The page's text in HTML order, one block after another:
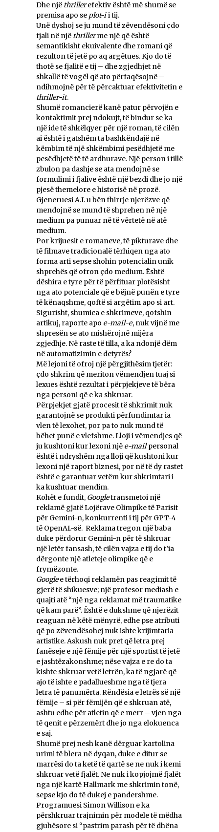
Dhe një thrillerefektiv është më shumë se
premisa apo se plot-ii tij.
Unë dyshoj se ju mund të zëvendësoni çdo
fjali në një thrillerme një që është
semantikisht ekuivalente dhe romani që
rezulton të jetë po aq argëtues. Kjo do të
thotë se fjalitë e tij – dhe zgjedhjet në
shkallë të vogël që ato përfaqësojnë –
ndihmojnë për të përcaktuar efektivitetin e
thriller-it.
Shumë romancierë kanë patur përvojën e
kontaktimit prej ndokujt, të bindur se ka
një ide të shkëlqyer për një roman, të cilën
ai është i gatshëm ta bashkëndajë në
këmbim të një shkëmbimi pesëdhjetë me
pesëdhjetë të të ardhurave. Një person i tillë
zbulon pa dashje se ata mendojnë se
formulimi i fjalive është një bezdi dhe jo një
pjesë themelore e historisë në prozë.
Gjeneruesi A.I. u bën thirrje njerëzve që
mendojnë se mund të shprehen në një
medium pa punuar në të vërtetë në atë
medium.
Por krijuesit e romaneve, të pikturave dhe
të filmave tradicionalë tërhiqen nga ato
forma arti sepse shohin potencialin unik
shprehës që ofron çdo medium. Është
dëshira e tyre për të përfituar plotësisht
nga ato potenciale që e bëjnë punën e tyre
të kënaqshme, qoftë si argëtim apo si art.
Sigurisht, shumica e shkrimeve, qofshin
artikuj, raporte apo e-mail-e, nuk vijnë me
shpresën se ato mishërojnë mijëra
zgjedhje. Në raste të tilla, a ka ndonjë dëm
në automatizimin e detyrës?
Më lejoni të ofroj një përgjithësim tjetër:
çdo shkrim që meriton vëmendjen tuaj si
lexues është rezultat i përpjekjeve të bëra
nga personi që e ka shkruar.
Përpjekjet gjatë procesit të shkrimit nuk
garantojnë se produkti përfundimtar ia
vlen të lexohet, por pa to nuk mund të
bëhet punë e vlefshme. Lloji i vëmendjes që
ju kushtoni kur lexoni një e-mailpersonal
është i ndryshëm nga lloji që kushtoni kur
lexoni një raport biznesi, por në të dy rastet
është e garantuar vetëm kur shkrimtari i
ka kushtuar mendim.
Kohët e fundit, Googletransmetoi një
reklamë gjatë Lojërave Olimpike të Parisit
për Gemini-n, konkurrenti i tij për GPT-4
të OpenAI.-së. Reklama tregon një baba
duke përdorur Gemini-n për të shkruar
një letër fansash, të cilën vajza e tij do t’ia
dërgonte një atleteje olimpike që e
frymëzonte.
Googlee tërhoqi reklamën pas reagimit të
gjerë të shikuesve; një profesor mediash e
quajti atë “një nga reklamat më traumatike
që kam parë”. Është e dukshme që njerëzit
reaguan në këtë mënyrë, edhe pse atributi
që po zëvendësohej nuk ishte krijimtaria
artistike. Askush nuk pret që letra prej
fanëseje e një fëmije për një sportist të jetë
e jashtëzakonshme; nëse vajza e re do ta
kishte shkruar vetë letrën, ka të ngjarë që
ajo të ishte e padallueshme nga të tjera
letra të panumërta. Rëndësia e letrës së një
fëmije – si për fëmijën që e shkruan atë,
ashtu edhe për atletin që e merr – vjen nga
të qenit e përzemërt dhe jo nga elokuenca
e saj.
Shumë prej nesh kanë dërguar kartolina
urimi të blera në dyqan, duke e ditur se
marrësi do ta ketë të qartë se ne nuk i kemi
shkruar vetë fjalët. Ne nuk i kopjojmë fjalët
nga një kartë Hallmark me shkrimin tonë,
sepse kjo do të dukej e pandershme.
Programuesi Simon Willison e ka
përshkruar trajnimin për modele të mëdha
gjuhësore si “pastrim parash për të dhëna